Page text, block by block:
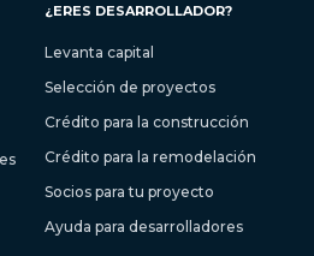
¿ERES DESARROLLADOR?
Levanta capital
Selección de proyectos
Crédito para la construcción
Crédito para la remodelación
Socios para tu proyecto
Ayuda para desarrolladores